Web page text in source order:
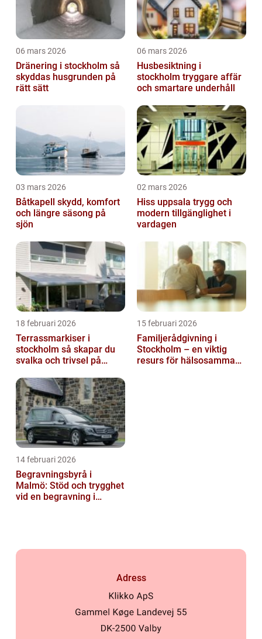
06 mars 2026
Dränering i stockholm så
skyddas husgrunden på
rätt sätt
06 mars 2026
Husbesiktning i
stockholm tryggare affär
och smartare underhåll
03 mars 2026
Båtkapell skydd, komfort
och längre säsong på
sjön
02 mars 2026
Hiss uppsala trygg och
modern tillgänglighet i
vardagen
18 februari 2026
Terrassmarkiser i
stockholm så skapar du
svalka och trivsel på
15 februari 2026
Familjerådgivning i
Stockholm – en viktig
resurs för hälsosamma
14 februari 2026
Begravningsbyrå i
Malmö: Stöd och trygghet
vid en begravning i
Adress